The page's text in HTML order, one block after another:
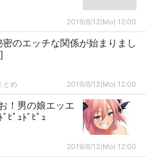
2019/8/12(Mo) 12:00
のエッチな関係が始まりまし
とめ 2019/8/12(Mo) 12:00
！男の娘エッエ
ﾋﾟｭﾄﾞﾋﾟｭ
2019/8/12(Mo) 12:00